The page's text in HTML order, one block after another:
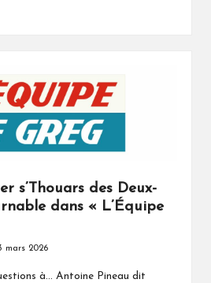
s’Thouars des Deux-
dans « L’Équipe
mars 2026
à... Antoine Pineau dit